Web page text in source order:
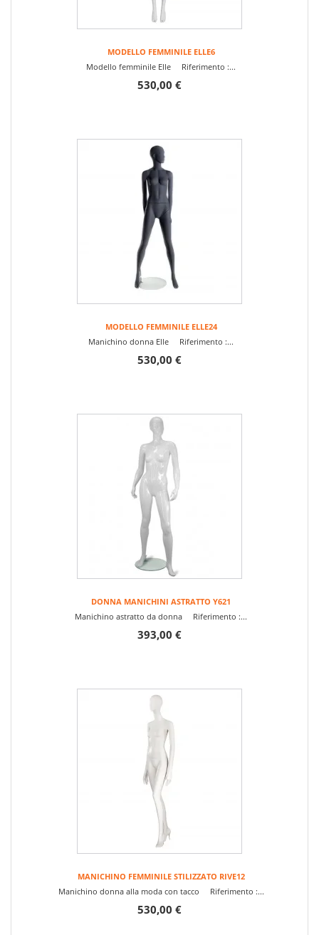
MODELLO FEMMINILE ELLE6
Modello femminile Elle Riferimento :...
530,00 €
MODELLO FEMMINILE ELLE24
Manichino donna Elle Riferimento :...
530,00 €
DONNA MANICHINI ASTRATTO Y621
Manichino astratto da donna Riferimento :...
393,00 €
MANICHINO FEMMINILE STILIZZATO RIVE12
Manichino donna alla moda con tacco Riferimento :...
530,00 €